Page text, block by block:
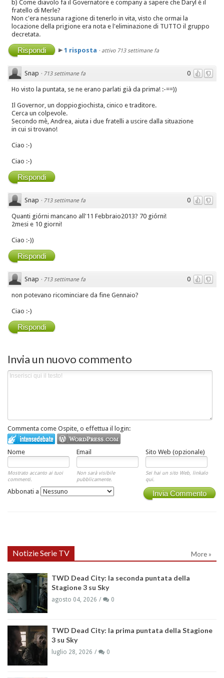
b) Come diavolo fa il Governatore e company a sapere che Daryl è il
fratello di Merle?
Non c'era nessuna ragione di tenerlo in vita, visto che ormai la
locazione della prigione era nota e l'eliminazione di TUTTO il gruppo
decretata.
Rispondi 1 risposta · attivo 713 settimane fa
0
Snap · 713 settimane fa
Ho visto la puntata, se ne erano parlati già da prima! :-==))
Il Governor, un doppiogiochista, cinico e traditore.
Cerca un colpevole.
Secondo mè, Andrea, aiuta i due fratelli a uscire dalla situazione
in cui si trovano!
Ciao :-)
Ciao :-)
Rispondi
0
Snap · 713 settimane fa
Quanti giórni mancano all'11 Febbraio2013? 70 giórni!
2mesi e 10 giorni!
Ciao :-))
Rispondi
0
Snap · 713 settimane fa
non potevano ricominciare da fine Gennaio?
Ciao :-)
Rispondi
Invia un nuovo commento
Commenta come Ospite, o effettua il login:
Nome Email Sito Web (opzionale)
Mostrato accanto ai tuoi
commenti.
Non sarà visibile
pubblicamente.
Sei hai un sito Web, linkalo
qui.
Invia Commento
Abbonati a
Notizie Serie TV More »
TWD Dead City: la seconda puntata della
Stagione 3 su Sky
agosto 04, 2026 0
TWD Dead City: la prima puntata della Stagione
3 su Sky
luglio 28, 2026 0